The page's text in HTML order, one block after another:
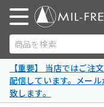
商品を検索
【重要】 当店ではご注
配信しています。メー
致します。